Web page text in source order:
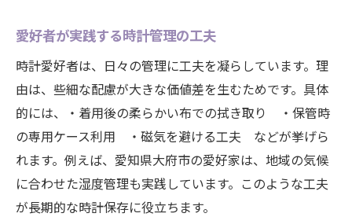
日常で役立つ時計の保護ポイント
大府市ならではの時計管理の知恵
価値を高めるために今できる時計ケアとは
時計の価値向上に欠かせないケア法
実践しやすい時計メンテナンスの習慣
愛好者が選ぶ時計ケアの具体例
時計の状態を維持する日常の工夫
愛好者が実践する時計管理の工夫
時計愛好者は、日々の管理に工夫を凝らしています。理
由は、些細な配慮が大きな価値差を生むためです。具体
的には、・着用後の柔らかい布での拭き取り ・保管時
の専用ケース利用 ・磁気を避ける工夫 などが挙げら
れます。例えば、愛知県大府市の愛好家は、地域の気候
に合わせた湿度管理も実践しています。このような工夫
が長期的な時計保存に役立ちます。